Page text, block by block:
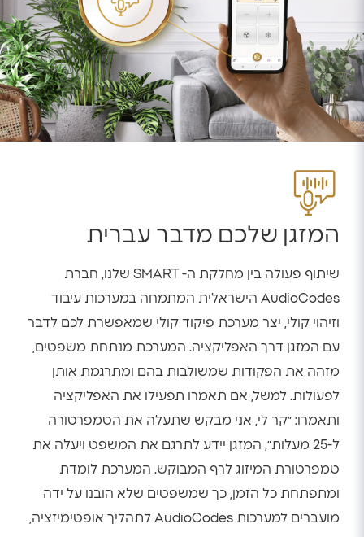
המזגן שלכם מדבר עברית
שיתוף פעולה בין מחלקת ה- SMART שלנו, חברת
AudioCodes הישראלית המתמחה במערכות עיבוד
וזיהוי קולי, יצר מערכת פיקוד קולי שמאפשרת לכם לדבר
עם המזגן דרך האפליקציה. המערכת מנתחת משפטים,
מזהה את הפקודות שמשולבות בהם ומתרגמת אותן
לפעולות. למשל, אם תאמרו תפעילו את האפליקציה
ותאמרו: ״קר לי, אני מבקש שתעלה את הטמפרטורה
ל-25 מעלות״, המזגן יידע לתרגם את המשפט ויעלה את
טמפרטורת המיזוג לרף המבוקש. המערכת לומדת
ומתפתחת כל הזמן, כך שמשפטים שלא הובנו על ידה
מועברים למערכות AudioCodes לתהליך אופטימיזציה,